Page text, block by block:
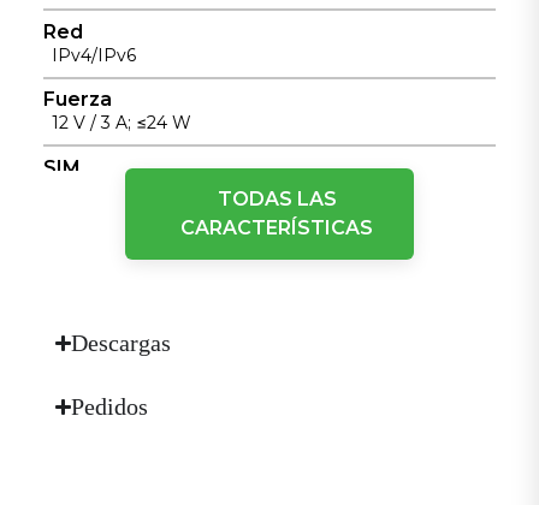
Red
IPv4/IPv6
Fuerza
12 V / 3 A; ≤24 W
SIM
1 × eSIM + 2 × Nano-SIM (hot-swap)
Rendimiento / Usuarios
Cortafuegos con estado de 2 Gbps; hasta 220
IPsec, L2TP
Wi-Fi
Wi-Fi 7 (802.11be), 2,4/5,8 GHz, 5000 Mbps
TODAS LAS
CARACTERÍSTICAS
Descargas
Pedidos